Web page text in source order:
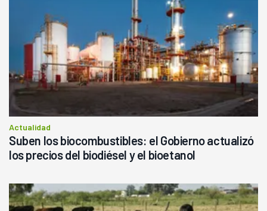
Actualidad
Suben los biocombustibles: el Gobierno actualizó
los precios del biodiésel y el bioetanol